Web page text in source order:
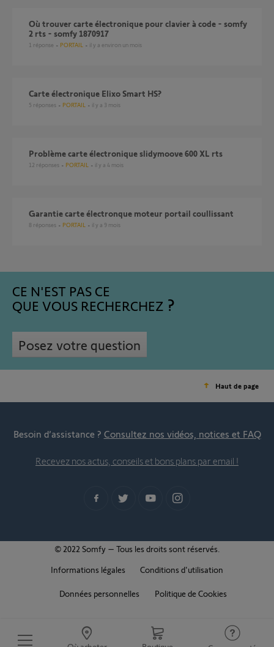
Où trouver carte électronique pour clavier à code - somfy
2 rts - somfy 1870917
1 réponse PORTAIL il y a environ un mois
Carte électronique Elixo Smart HS?
5 réponses PORTAIL il y a 3 mois
Problème carte électronique slidymoove 600 XL rts
12 réponses PORTAIL il y a 4 mois
Garantie carte électronque moteur portail coullissant
8 réponses PORTAIL il y a 9 mois
CE N'EST PAS CE
QUE VOUS RECHERCHEZ
Posez votre question
Haut de page
Besoin d’assistance ? Consultez nos vidéos, notices et FAQ
Recevez nos actus, conseils et bons plans par email !
© 2022 Somfy – Tous les droits sont réservés.
Informations légales
Conditions d'utilisation
Données personnelles Politique de Cookies